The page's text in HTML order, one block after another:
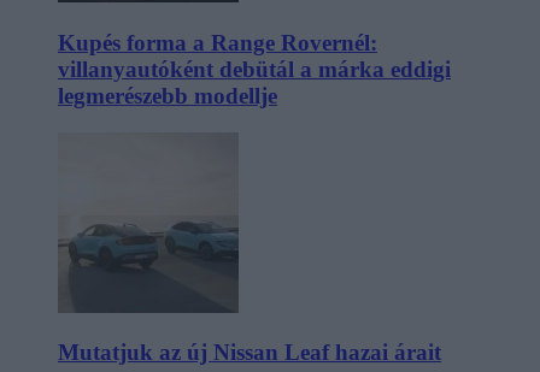
Kupés forma a Range Rovernél:
villanyautóként debütál a márka eddigi
legmerészebb modellje
Mutatjuk az új Nissan Leaf hazai árait